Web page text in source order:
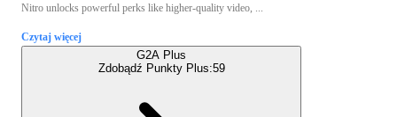
Nitro unlocks powerful perks like higher-quality video, ...
Czytaj więcej
G2A Plus
Zdobądź Punkty Plus:59